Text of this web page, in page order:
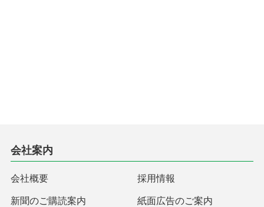
会社案内
会社概要 採用情報
新聞のご購読案内 紙面広告のご案内